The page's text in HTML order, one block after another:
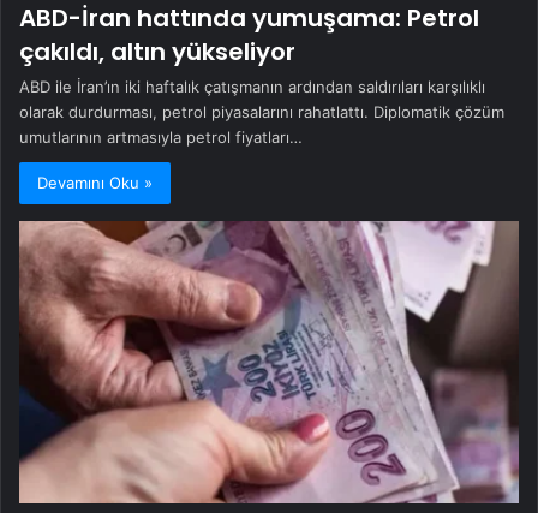
ABD-İran hattında yumuşama: Petrol
çakıldı, altın yükseliyor
ABD ile İran’ın iki haftalık çatışmanın ardından saldırıları karşılıklı
olarak durdurması, petrol piyasalarını rahatlattı. Diplomatik çözüm
umutlarının artmasıyla petrol fiyatları…
Devamını Oku »